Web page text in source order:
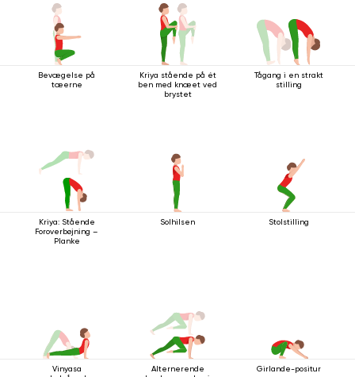
Bevægelse på
tæerne
Kriya stående på ét
ben med knæet ved
brystet
Tågang i en strakt
stilling
Kriya: Stående
Foroverbøjning –
Planke
Solhilsen Stolstilling
Vinyasa
Alternerende
Girlande-positur